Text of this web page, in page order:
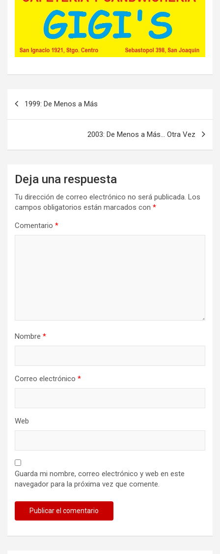
1999: De Menos a Más
2003: De Menos a Más… Otra Vez
Deja una respuesta
Tu dirección de correo electrónico no será publicada. Los
campos obligatorios están marcados con *
Comentario *
Nombre *
Correo electrónico *
Web
Guarda mi nombre, correo electrónico y web en este
navegador para la próxima vez que comente.